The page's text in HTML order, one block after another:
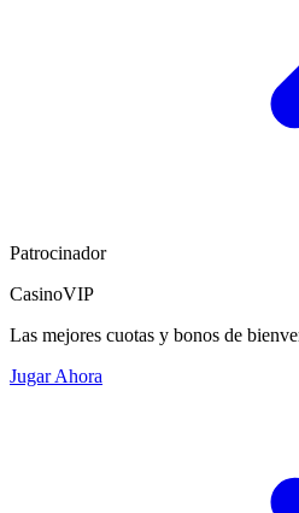
Patrocinador
CasinoVIP
Las mejores cuotas y bonos de
Jugar Ahora